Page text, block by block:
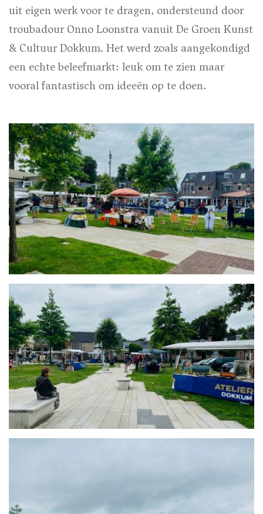
uit eigen werk voor te dragen, ondersteund door
troubadour Onno Loonstra vanuit De Groen Kunst
& Cultuur Dokkum. Het werd zoals aangekondigd
een echte beleefmarkt: leuk om te zien maar
vooral fantastisch om ideeën op te doen.